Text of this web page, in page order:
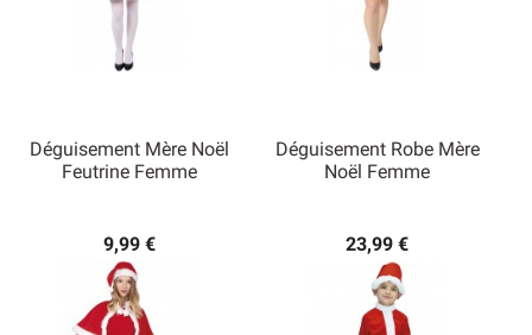
Déguisement Mère Noël
Feutrine Femme
9,99 €
Déguisement Robe Mère
Noël Femme
23,99 €